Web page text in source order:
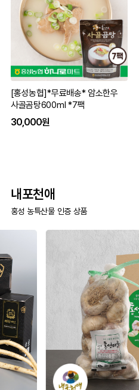
[홍성농협]*무료배송* 암소한우
사골곰탕600ml *7팩
30,000원
내포천애
홍성 농특산물 인증 상품